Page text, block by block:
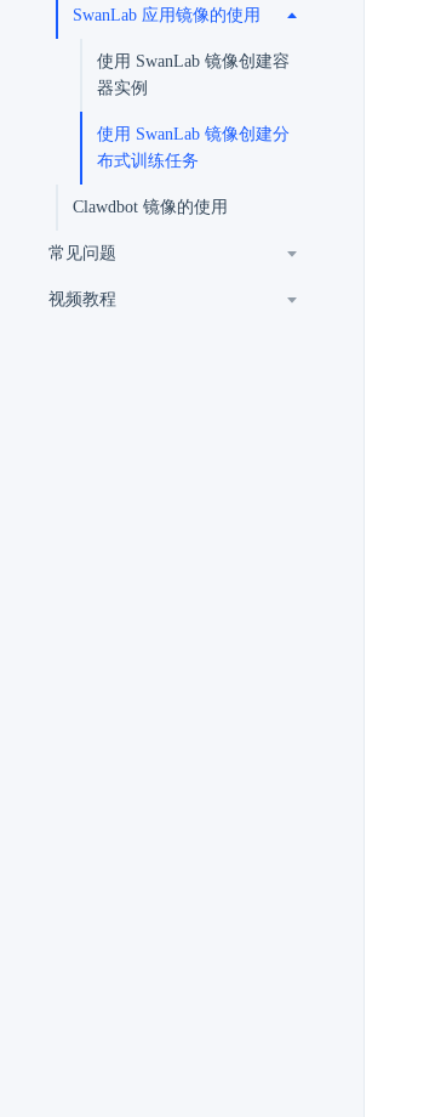
SwanLab 应用镜像的使用
使用 SwanLab 镜像创建容
器实例
使用 SwanLab 镜像创建分
布式训练任务
Clawdbot 镜像的使用
常见问题
视频教程